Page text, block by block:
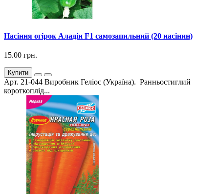
Насіння огірок Аладін F1 самозапильний (20 насінин)
15.00 грн.
Купити
Арт. 21-044 Виробник Геліос (Україна). Ранньостиглий
короткоплід...